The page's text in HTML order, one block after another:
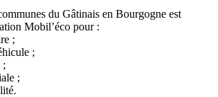
du Gâtinais en Bourgogne est
Mobil’éco pour :
;
;
;
;